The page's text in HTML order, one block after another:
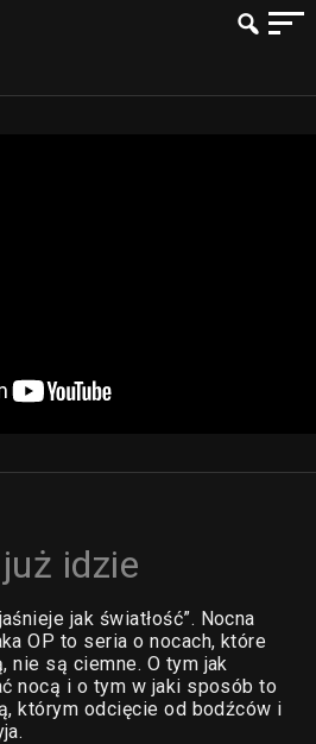
idzie
jak światłość”. Nocna
OP to seria o nocach, które
nie są ciemne. O tym jak
nocą i o tym w jaki sposób to
którym odcięcie od bodźców i